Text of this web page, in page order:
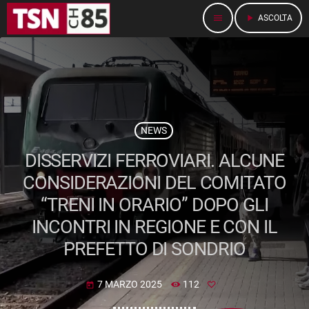
menu play_arrow ASCOLTA
NEWS
DISSERVIZI FERROVIARI. ALCUNE
CONSIDERAZIONI DEL COMITATO
“TRENI IN ORARIO” DOPO GLI
INCONTRI IN REGIONE E CON IL
PREFETTO DI SONDRIO
today 7 MARZO 2025 112